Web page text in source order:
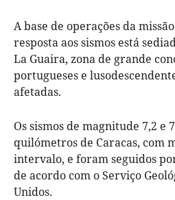
A base de operações da
resposta aos sismos está
La Guaira, zona de grande
portugueses e
afetadas.
Os sismos de magnitude 7,2 e
quilómetros de Caracas, com
intervalo, e foram seguidos
de acordo com o Serviço
Unidos.